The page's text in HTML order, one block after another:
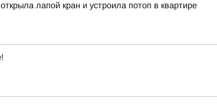
лапой кран и устроила потоп в квартире